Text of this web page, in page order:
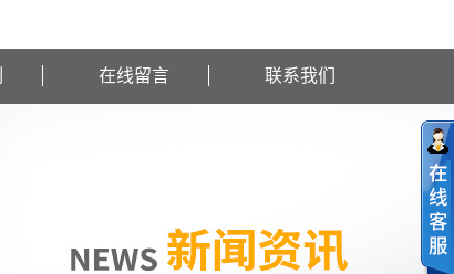
在线留言 联系我们